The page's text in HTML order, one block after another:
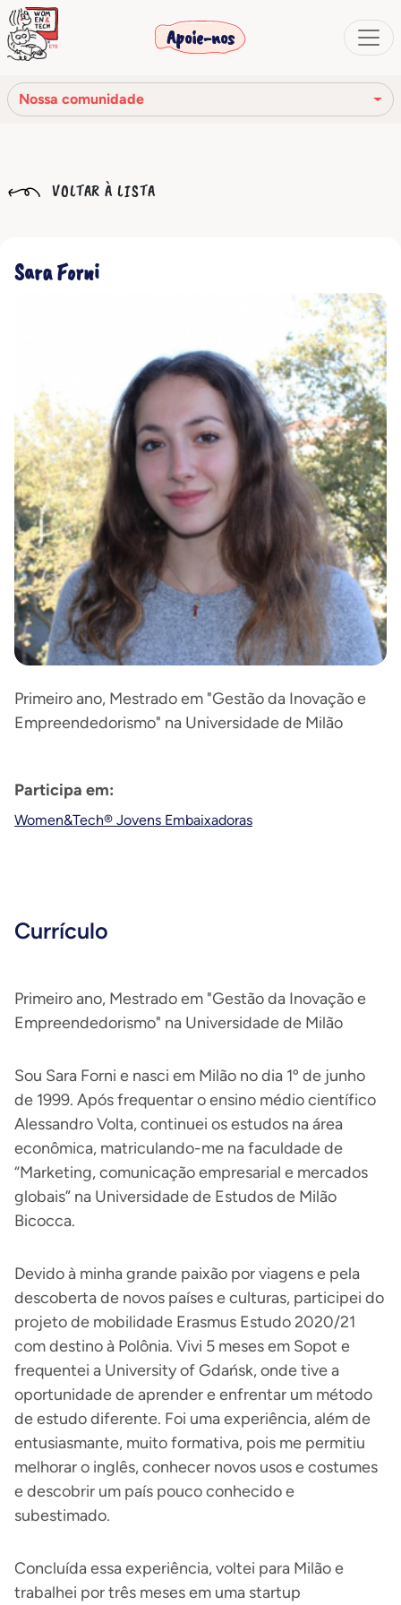
Apoie-nos
Nossa comunidade
Nossa comunidade
VOLTAR À LISTA
Sara Forni
Primeiro ano, Mestrado em "Gestão da Inovação e
Empreendedorismo" na Universidade de Milão
Participa em:
Women&Tech® Jovens Embaixadoras
Currículo
Primeiro ano, Mestrado em "Gestão da Inovação e
Empreendedorismo" na Universidade de Milão
Sou Sara Forni e nasci em Milão no dia 1º de junho
de 1999. Após frequentar o ensino médio científico
Alessandro Volta, continuei os estudos na área
econômica, matriculando-me na faculdade de
“Marketing, comunicação empresarial e mercados
globais” na Universidade de Estudos de Milão
Bicocca.
Devido à minha grande paixão por viagens e pela
descoberta de novos países e culturas, participei do
projeto de mobilidade Erasmus Estudo 2020/21
com destino à Polônia. Vivi 5 meses em Sopot e
frequentei a University of Gdańsk, onde tive a
oportunidade de aprender e enfrentar um método
de estudo diferente. Foi uma experiência, além de
entusiasmante, muito formativa, pois me permitiu
melhorar o inglês, conhecer novos usos e costumes
e descobrir um país pouco conhecido e
subestimado.
Concluída essa experiência, voltei para Milão e
trabalhei por três meses em uma startup